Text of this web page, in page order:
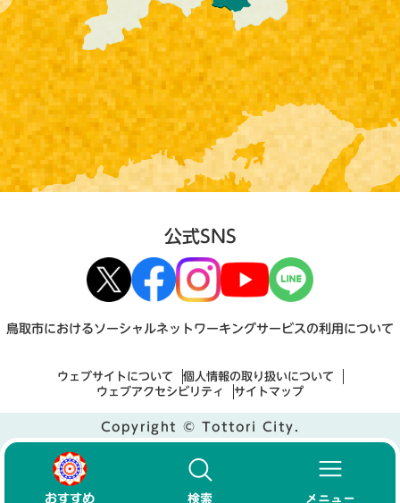
公式SNS
鳥取市におけるソーシャルネットワーキングサービスの利用について
ウェブサイトについて
個人情報の取り扱いについて
ウェブアクセシビリティ
サイトマップ
Copyright © Tottori City.